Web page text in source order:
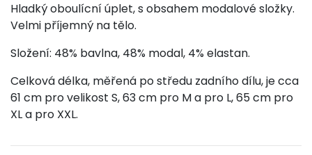
Hladký oboulícní úplet, s obsahem modalové složky.
Velmi příjemný na tělo.
Složení: 48% bavlna, 48% modal, 4% elastan.
Celková délka, měřená po středu zadního dílu, je cca
61 cm pro velikost S, 63 cm pro M a pro L, 65 cm pro
XL a pro XXL.